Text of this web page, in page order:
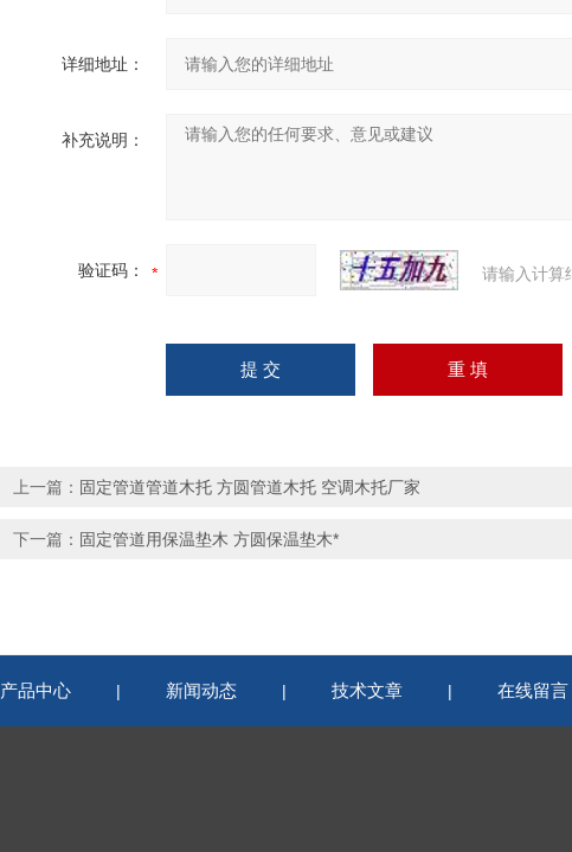
详细地址：
补充说明：
验证码： 请输入计算
上一篇： 固定管道管道木托 方圆管道木托 空调木托厂家
下一篇： 固定管道用保温垫木 方圆保温垫木*
产品中心 | 新闻动态 | 技术文章 | 在线留言